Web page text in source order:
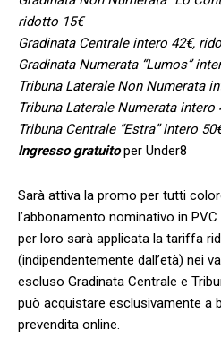
ridotto 15€
Gradinata Centrale intero 42€,
Gradinata Numerata “Lumos”
Tribuna Laterale Non Numerata
Tribuna Laterale Numerata intero
Tribuna Centrale “Estra” intero
Ingresso gratuitoper Under8
Sarà attiva la promo per tutti
l’abbonamento nominativo in PVC
per loro sarà applicata la tariffa
(indipendentemente dall’età) nei
escluso Gradinata Centrale e
può acquistare esclusivamente a
prevendita online.